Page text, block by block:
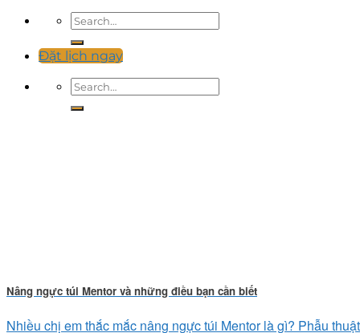
Đặt lịch ngay
Nâng ngực túi Mentor và những điều bạn cần biết
Nhiều chị em thắc mắc nâng ngực túi Mentor là gì? Phẫu